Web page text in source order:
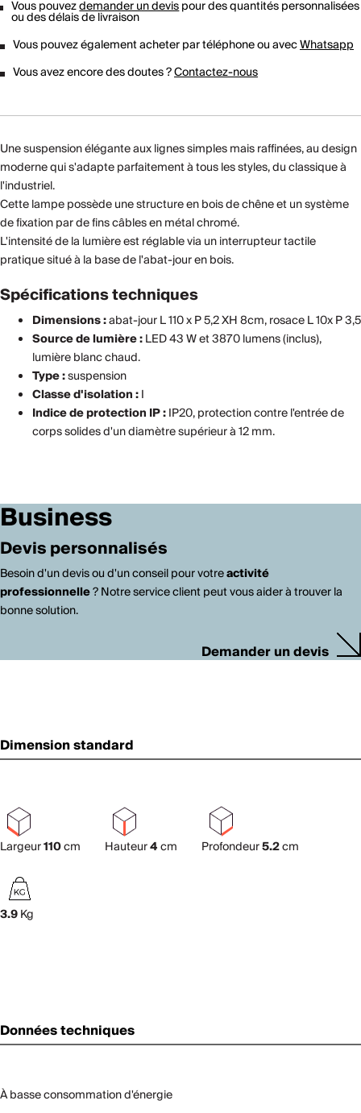
Vous pouvezdemander un devispour des quantités personnalisées
ou des délais de livraison
Vous pouvez également acheter par téléphone ou avecWhatsapp
Vous avez encore des doutes ?Contactez-nous
Une suspension élégante aux lignes simples mais raffinées, au design
moderne qui s'adapte parfaitement à tous les styles, du classique à
l'industriel.
Cette lampe possède une structure en bois de chêne et un système
de fixation par de fins câbles en métal chromé.
L'intensité de la lumière est réglable via un interrupteur tactile
pratique situé à la base de l'abat-jour en bois.
Spécifications techniques
Dimensions :abat-jour L 110 x P 5,2 XH 8cm, rosace L 10x P 3,5
Source de lumière :LED 43 W et 3870 lumens (inclus),
lumière blanc chaud.
Type :suspension
Classe d'isolation :I
Indice de protection IP :IP20, protection contre l'entrée de
corps solides d'un diamètre supérieur à 12 mm.
Business
Devis personnalisés
Besoin d'un devis ou d'un conseil pour votreactivité
professionnelle? Notre service client peut vous aider à trouver la
bonne solution.
Demander un devis
Dimension standard
Largeur110cm Hauteur4cm Profondeur5.2cm
3.9Kg
Données techniques
À basse consommation d'énergie